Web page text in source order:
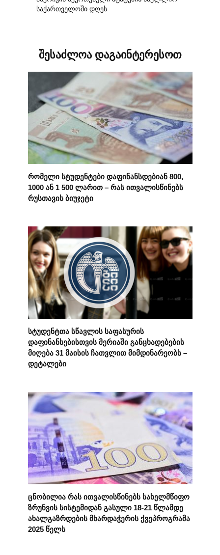
საქართველოში დღეს
შესაძლოა დაგაინტერესოთ
რომელი სტუდენტები დაფინანსდებიან 800,
1000 ან 1 500 ლარით – რას ითვალისწინებს
რუსთავის ბიუჯეტი
სტუდენტთა სწავლის საფასურის
დაფინანსებისთვის მერიაში განცხადებების
მიღება 31 მაისის ჩათვლით მიმდინარეობს –
დეტალები
ცნობილია რას ითვალისწინებს სახელმწიფო
ზრუნვის სისტემიდან გასული 18-21 წლამდე
ახალგაზრდების მხარდაჭერის ქვეპროგრამა
2025 წელს